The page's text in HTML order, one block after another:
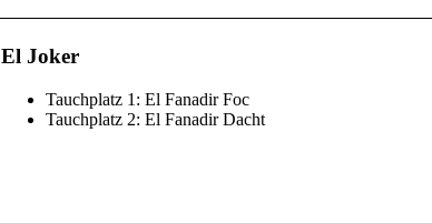
El Joker
Tauchplatz 1: El Fanadir Foc
Tauchplatz 2: El Fanadir Dacht